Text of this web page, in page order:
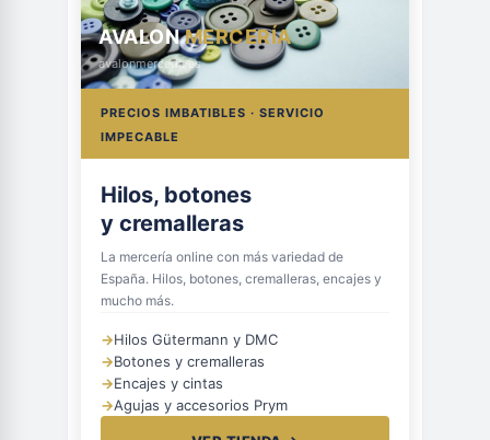
AVALONMERCERÍA
avalonmerceria.es
PRECIOS IMBATIBLES · SERVICIO
IMPECABLE
Hilos, botones
y cremalleras
La mercería online con más variedad de
España. Hilos, botones, cremalleras, encajes y
mucho más.
→Hilos Gütermann y DMC
→Botones y cremalleras
→Encajes y cintas
→Agujas y accesorios Prym